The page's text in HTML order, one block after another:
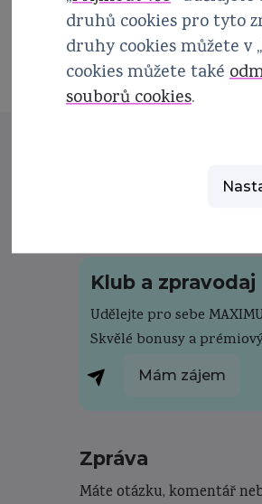
Klub a zpravodaj
Udělejte pro sebe
Skvělé bonusy a
Mám zájem
Zpráva
Máte otázku, komentář
druhů cookies pro tyto
druhy cookies můžete v „
cookies můžete také
souborů cookies.